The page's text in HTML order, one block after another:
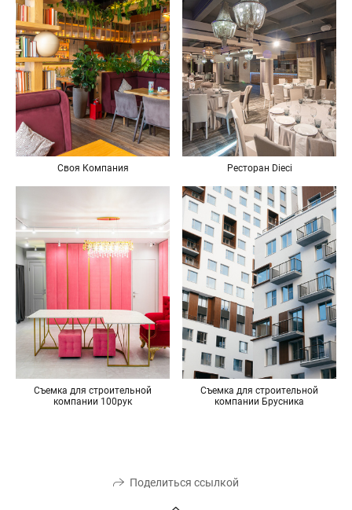
Своя Компания Ресторан Dieci
Съемка для строительной
компании 100рук
Съемка для строительной
компании Брусника
Поделиться ссылкой